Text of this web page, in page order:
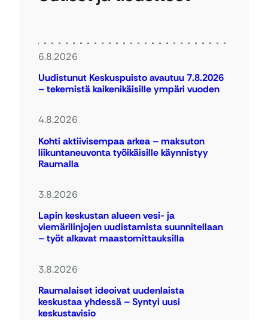
6.8.2026
Uudistunut Keskuspuisto avautuu 7.8.2026
– tekemistä kaikenikäisille ympäri vuoden
4.8.2026
Kohti aktiivisempaa arkea – maksuton
liikuntaneuvonta työikäisille käynnistyy
Raumalla
3.8.2026
Lapin keskustan alueen vesi- ja
viemärilinjojen uudistamista suunnitellaan
– työt alkavat maastomittauksilla
3.8.2026
Raumalaiset ideoivat uudenlaista
keskustaa yhdessä – Syntyi uusi
keskustavisio